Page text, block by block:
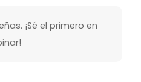
¡Sé el primero en